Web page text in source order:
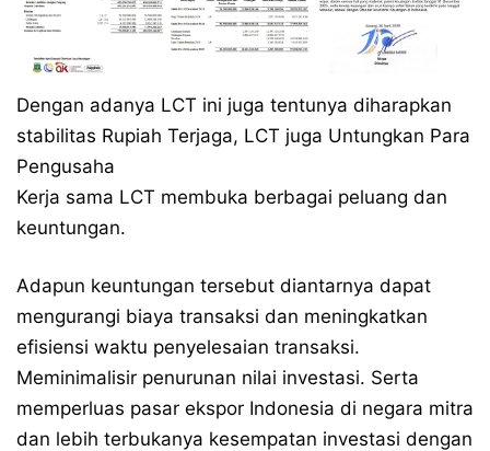
Dengan adanya LCT ini juga tentunya diharapkan
stabilitas Rupiah Terjaga, LCT juga Untungkan Para
Pengusaha
Kerja sama LCT membuka berbagai peluang dan
keuntungan.
Adapun keuntungan tersebut diantarnya dapat
mengurangi biaya transaksi dan meningkatkan
efisiensi waktu penyelesaian transaksi.
Meminimalisir penurunan nilai investasi. Serta
memperluas pasar ekspor Indonesia di negara mitra
dan lebih terbukanya kesempatan investasi dengan